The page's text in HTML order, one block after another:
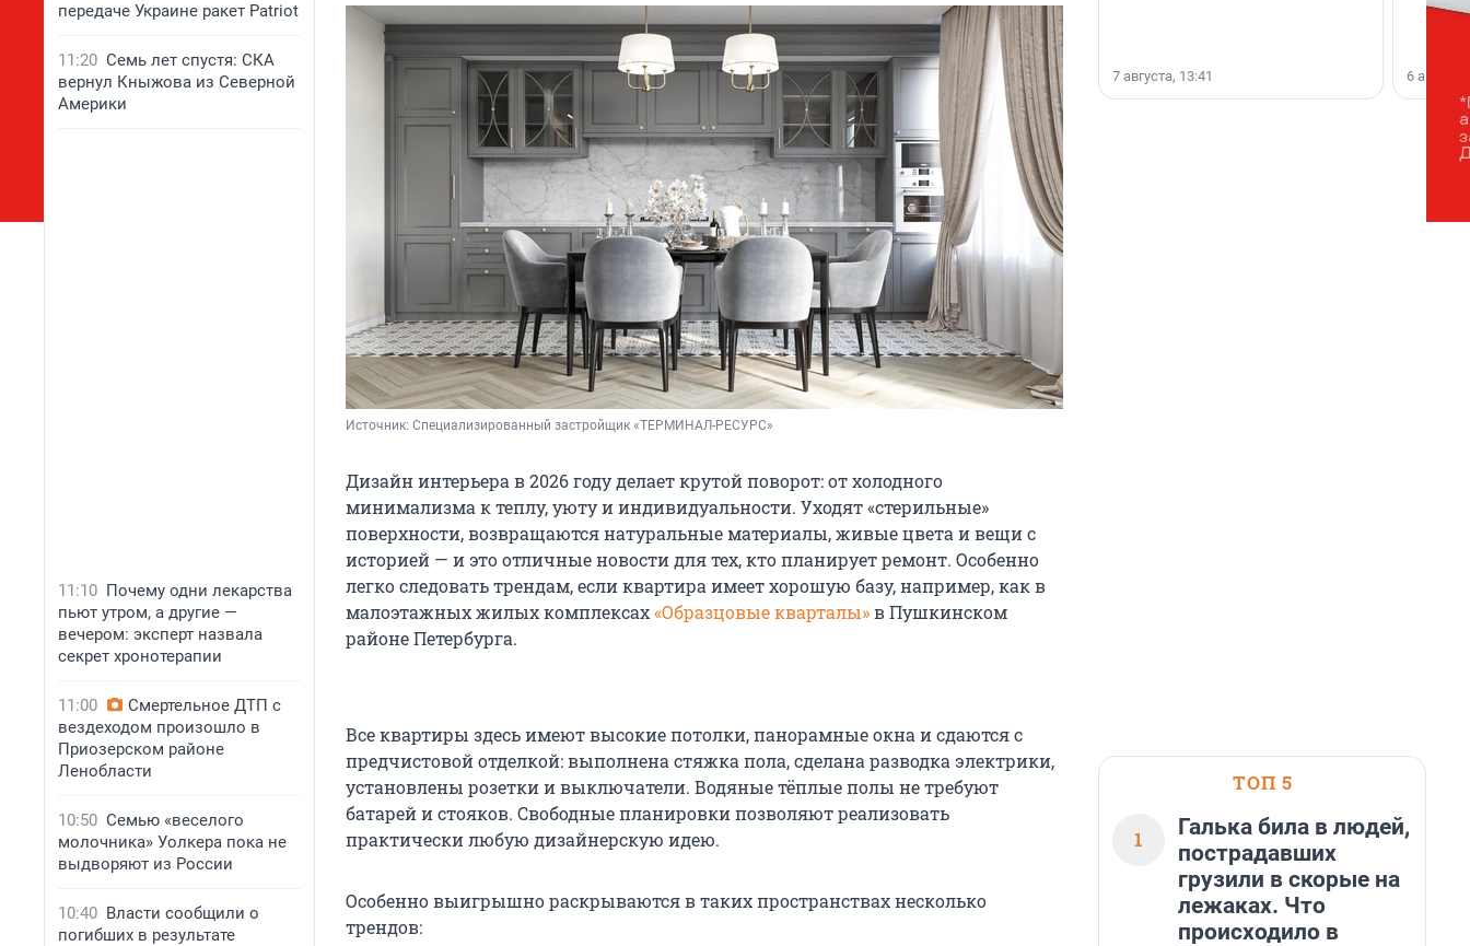
передаче Украине ракет Patriot
11:20 Семь лет спустя: СКА
вернул Кныжова из Северной
Америки
11:10 Почему одни лекарства
пьют утром, а другие —
вечером: эксперт назвала
секрет хронотерапии
11:00
Смертельное ДТП с
вездеходом произошло в
Приозерском районе
Ленобласти
10:50 Семью «веселого
молочника» Уолкера пока не
выдворяют из России
10:40 Власти сообщили о
погибших в результате
Источник: Специализированный застройщик «ТЕРМИНАЛ-РЕСУРС»
Дизайн интерьера в 2026 году делает крутой поворот: от холодного
минимализма к теплу, уюту и индивидуальности. Уходят «стерильные»
поверхности, возвращаются натуральные материалы, живые цвета и вещи с
историей — и это отличные новости для тех, кто планирует ремонт. Особенно
легко следовать трендам, если квартира имеет хорошую базу, например, как в
малоэтажных жилых комплексах«Образцовые кварталы»в Пушкинском
районе Петербурга.
Все квартиры здесь имеют высокие потолки, панорамные окна и сдаются с
предчистовой отделкой: выполнена стяжка пола, сделана разводка электрики,
установлены розетки и выключатели. Водяные тёплые полы не требуют
батарей и стояков. Свободные планировки позволяют реализовать
практически любую дизайнерскую идею.
Особенно выигрышно раскрываются в таких пространствах несколько
трендов:
7 августа, 13:41 6
ТОП 5
1
Галька била в людей,
пострадавших
грузили в скорые на
лежаках. Что
происходило в